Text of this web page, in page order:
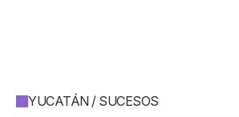
YUCATÁN / SUCESOS